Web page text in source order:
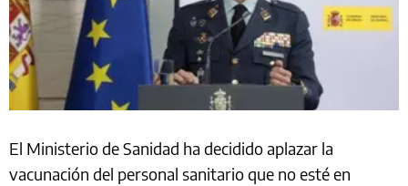
El Ministerio de Sanidad ha decidido aplazar la
vacunación del personal sanitario que no esté en